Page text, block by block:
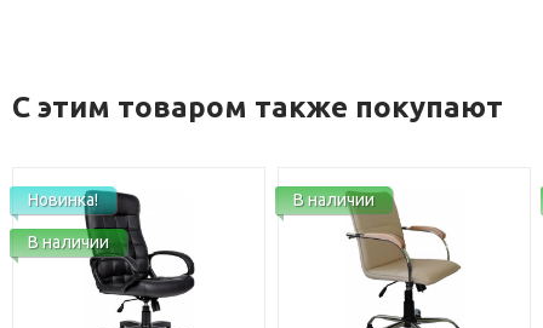
С этим товаром также покупают
Новинка!
В наличии
В наличии